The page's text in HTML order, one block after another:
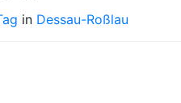
in Dessau-Roßlau